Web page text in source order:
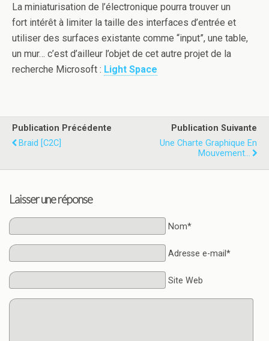
La miniaturisation de l’électronique pourra trouver un
fort intérêt à limiter la taille des interfaces d’entrée et
utiliser des surfaces existante comme “input”, une table,
un mur… c’est d’ailleur l’objet de cet autre projet de la
recherche Microsoft : Light Space
Publication Précédente
Braid [C2C]
Publication Suivante
Une Charte Graphique En
Mouvement...
Laisser une réponse
Nom*
Adresse e-mail*
Site Web